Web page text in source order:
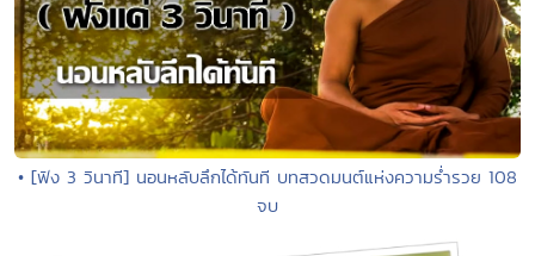
• [ฟัง 3 วินาที] นอนหลับลึกได้ทันที บทสวดมนต์แห่งความร่ำรวย 108
จบ